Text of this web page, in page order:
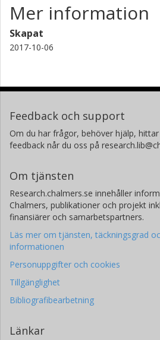
Mer information
Skapat
2017-10-06
Feedback och support
Om du har frågor, behöver hjälp,
feedback når du oss på
Om tjänsten
Research.chalmers.se innehåller
Chalmers, publikationer och projekt
finansiärer och samarbetspartners.
Läs mer om tjänsten, täckningsgrad
informationen
Personuppgifter och cookies
Tillgänglighet
Bibliografibearbetning
Länkar